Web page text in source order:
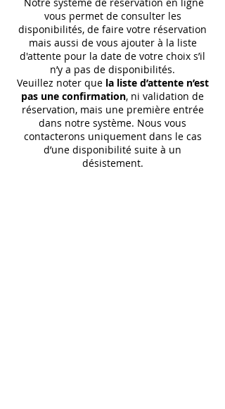
vous permet de consulter les
disponibilités, de faire votre réservation
mais aussi de vous ajouter à la liste
d'attente pour la date de votre choix s’il
n’y a pas de disponibilités.
Veuillez noter quela liste d’attente n’est
pas une confirmation, ni validation de
réservation, mais une première entrée
dans notre système. Nous vous
contacterons uniquement dans le cas
d’une disponibilité suite à un
désistement.